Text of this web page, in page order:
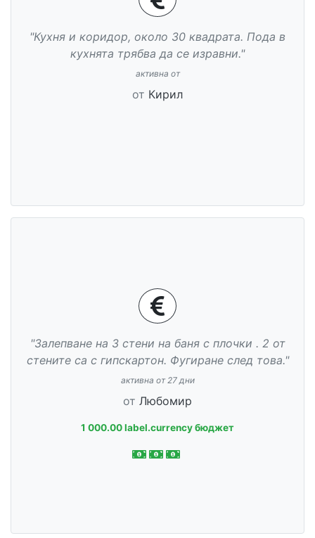
"Кухня и коридор, около 30 квадрата. Пода в
кухнята трябва да се изравни."
активна от
от Кирил
"Залепване на 3 стени на баня с плочки . 2 от
стените са с гипскартон. Фугиране след това."
активна от 27 дни
от Любомир
1 000.00 label.currency бюджет